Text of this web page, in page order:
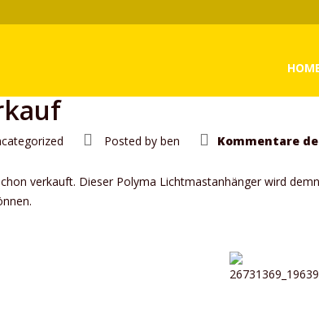
Posted by ben Kommentare
verkauft. Dieser Polyma Lichtmastanhänger wird